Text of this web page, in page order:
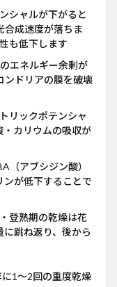
シャルが下がると
合成速度が落ちま
も低下します
エネルギー余剰が
ンドリアの膜を破壊
リックポテンシャ
・カリウムの吸収が
（アブシジン酸）
が低下することで
登熟期の乾燥は花
跳ね返り、後から
1〜2回の重度乾燥